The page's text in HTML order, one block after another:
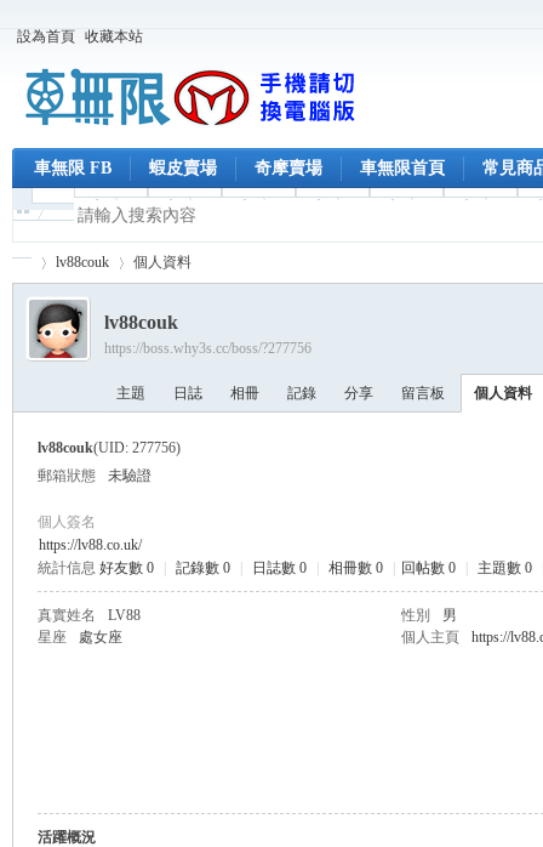
設為首頁 收藏本站
車無限 FB 蝦皮賣場 奇摩賣場 車無限首頁 常見商
›
lv88couk 個人資料
lv88couk
https://boss.why3s.cc/boss/?277756
主題 日誌 相冊 記錄 分享 留言板 個人資料
lv88couk(UID: 277756)
郵箱狀態
未驗證
個人簽名
https://lv88.co.uk/
統計信息 好友數 0 記錄數 0 日誌數 0 相冊數 0 回帖數 0 主題數 0
真實姓名 LV88 性別
男
星座
處女座 個人主頁 https://
活躍概況